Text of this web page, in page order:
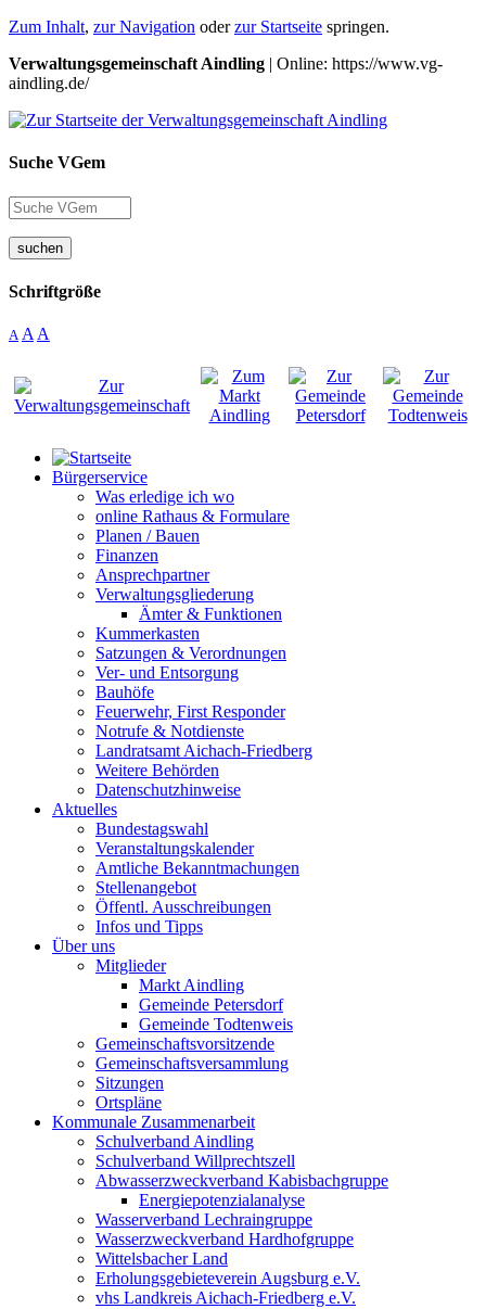
Zum Inhalt, zur Navigation oderzur Startseite springen.
Verwaltungsgemeinschaft Aindling | Online: https://www.vg-
aindling.de/
Suche VGem
suchen
Schriftgröße
A A A
Bürgerservice
Was erledige ich wo
online Rathaus & Formulare
Planen / Bauen
Finanzen
Ansprechpartner
Verwaltungsgliederung
Ämter & Funktionen
Kummerkasten
Satzungen & Verordnungen
Ver- und Entsorgung
Bauhöfe
Feuerwehr, First Responder
Notrufe & Notdienste
Landratsamt Aichach-Friedberg
Weitere Behörden
Datenschutzhinweise
Aktuelles
Bundestagswahl
Veranstaltungskalender
Amtliche Bekanntmachungen
Stellenangebot
Öffentl. Ausschreibungen
Infos und Tipps
Über uns
Mitglieder
Markt Aindling
Gemeinde Petersdorf
Gemeinde Todtenweis
Gemeinschaftsvorsitzende
Gemeinschaftsversammlung
Sitzungen
Ortspläne
Kommunale Zusammenarbeit
Schulverband Aindling
Schulverband Willprechtszell
Abwasserzweckverband Kabisbachgruppe
Energiepotenzialanalyse
Wasserverband Lechraingruppe
Wasserzweckverband Hardhofgruppe
Wittelsbacher Land
Erholungsgebieteverein Augsburg e.V.
vhs Landkreis Aichach-Friedberg e.V.